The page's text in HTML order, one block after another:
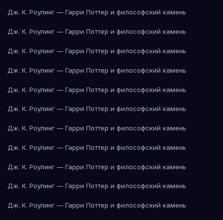
Дж. К. Роулинг — Гарри Поттер и философский камень
Дж. К. Роулинг — Гарри Поттер и философский камень
Дж. К. Роулинг — Гарри Поттер и философский камень
Дж. К. Роулинг — Гарри Поттер и философский камень
Дж. К. Роулинг — Гарри Поттер и философский камень
Дж. К. Роулинг — Гарри Поттер и философский камень
Дж. К. Роулинг — Гарри Поттер и философский камень
Дж. К. Роулинг — Гарри Поттер и философский камень
Дж. К. Роулинг — Гарри Поттер и философский камень
Дж. К. Роулинг — Гарри Поттер и философский камень
Дж. К. Роулинг — Гарри Поттер и философский камень